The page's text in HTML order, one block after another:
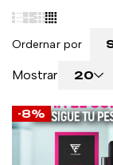
Ordernar por
Mostrar 20
-8%